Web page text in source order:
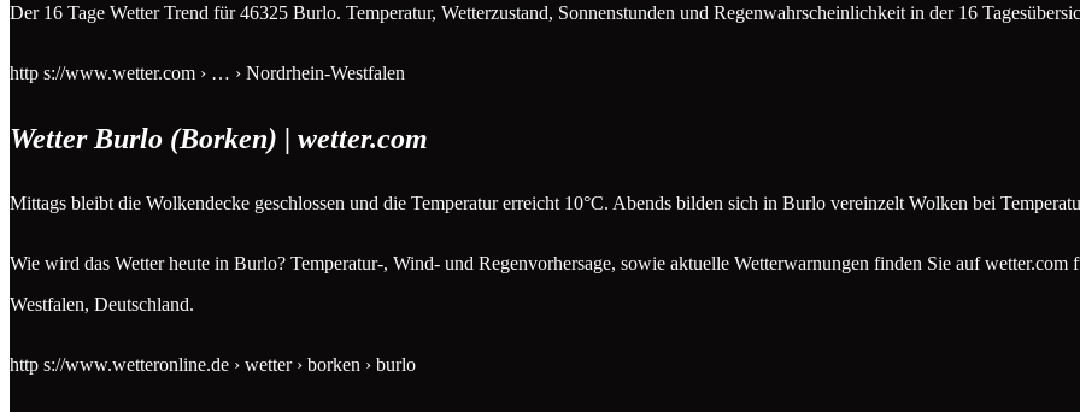
Der 16 Tage Wetter Trend für 46325 Burlo. Temperatur, Wetterzustand, Sonnenstunden und Regenwahrscheinlichkeit in der 16
http s://www.wetter.com › … › Nordrhein-Westfalen
Wetter Burlo (Borken) | wetter.com
Mittags bleibt die Wolkendecke geschlossen und die Temperatur erreicht 10°C. Abends bilden sich in Burlo vereinzelt Wolken bei
Wie wird das Wetter heute in Burlo? Temperatur-, Wind- und Regenvorhersage, sowie aktuelle Wetterwarnungen finden Sie auf
Westfalen, Deutschland.
http s://www.wetteronline.de › wetter › borken › burlo